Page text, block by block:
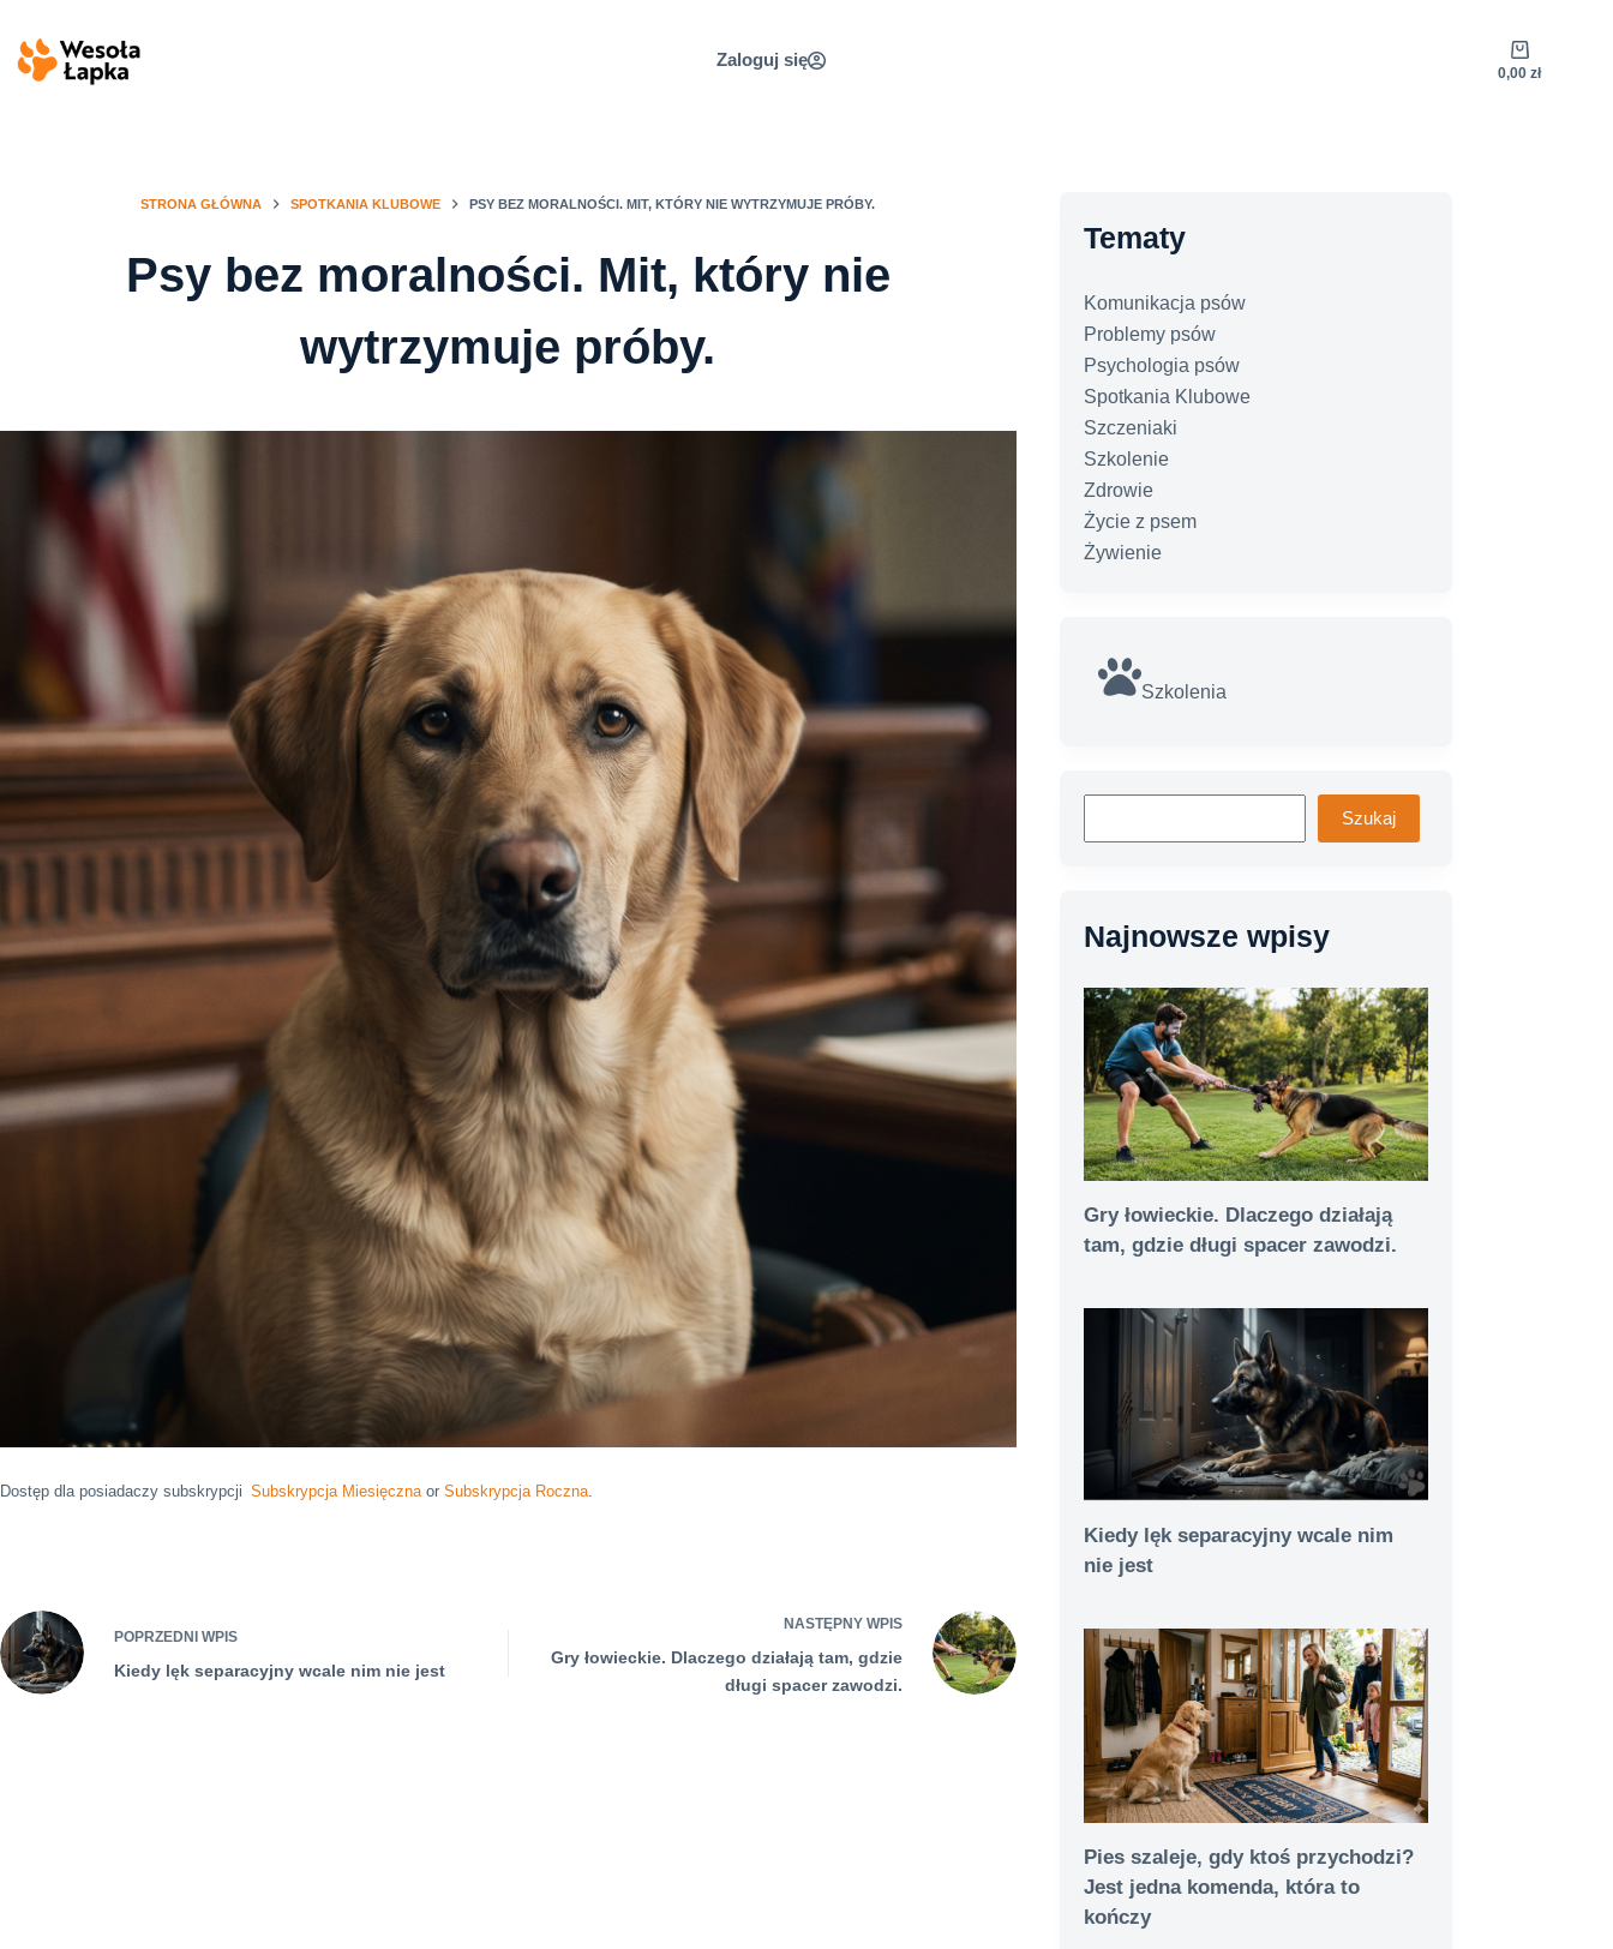
do
treści
Zaloguj się Koszyk
0,00 zł
STRONA GŁÓWNA SPOTKANIA KLUBOWE PSY BEZ MORALNOŚCI. MIT, KTÓRY NIE WYTRZYMUJE PRÓBY.
Psy bez moralności. Mit, który nie
wytrzymuje próby.
Dostęp dla posiadaczy subskrypcji Subskrypcja Miesięczna or Subskrypcja Roczna
POPRZEDNI WPIS
Kiedy lęk separacyjny wcale nim nie jest
NASTĘPNY WPIS
Gry łowieckie. Dlaczego działają tam, gdzie
długi spacer zawodzi.
Tematy
Komunikacja psów
Problemy psów
Psychologia psów
Spotkania Klubowe
Szczeniaki
Szkolenie
Zdrowie
Życie z psem
Żywienie
Szkolenia
Szukaj
Najnowsze wpisy
Gry łowieckie. Dlaczego działają
tam, gdzie długi spacer zawodzi.
Kiedy lęk separacyjny wcale nim
nie jest
Pies szaleje, gdy ktoś przychodzi?
Jest jedna komenda, która to
kończy